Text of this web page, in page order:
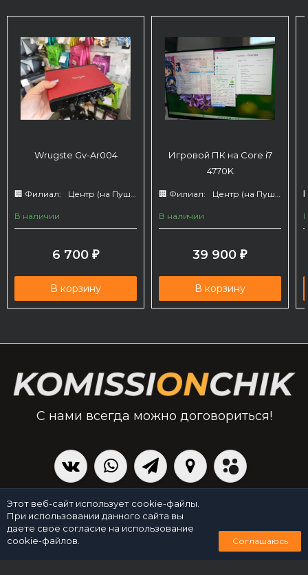
Wrugste Gv-Ar004
🏢 Филиал: Центр (на Пушкина 66)
В наличии
6 700 ₽
В корзину
Игровой ПК на Core i7
4770K
🏢 Филиал: Центр (на Пушкина 66)
В наличии
39 900 ₽
В корзину
С нами всегда можно договориться!
Политика персональных данных | Создано командой x³.run
0
Этот веб-сайт использует cookie-файлы.
При использовании данного сайта вы
даете свое согласие на использование
cookie-файлов.
Соглашаюсь